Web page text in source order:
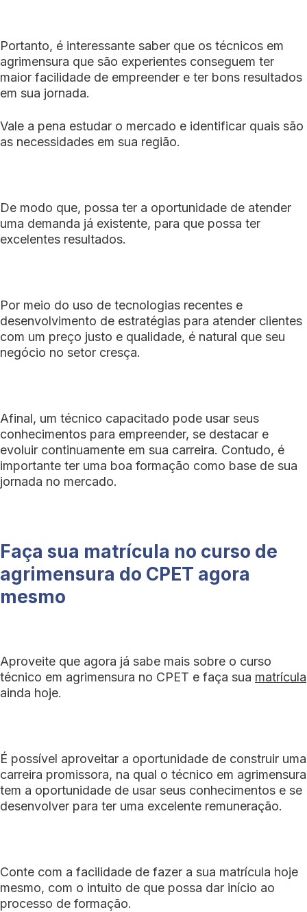
Portanto, é interessante saber que os técnicos em
agrimensura que são experientes conseguem ter
maior facilidade de empreender e ter bons resultados
em sua jornada.
Vale a pena estudar o mercado e identificar quais são
as necessidades em sua região.
De modo que, possa ter a oportunidade de atender
uma demanda já existente, para que possa ter
excelentes resultados.
Por meio do uso de tecnologias recentes e
desenvolvimento de estratégias para atender clientes
com um preço justo e qualidade, é natural que seu
negócio no setor cresça.
Afinal, um técnico capacitado pode usar seus
conhecimentos para empreender, se destacar e
evoluir continuamente em sua carreira. Contudo, é
importante ter uma boa formação como base de sua
jornada no mercado.
Faça sua matrícula no curso de
agrimensura do CPET agora
mesmo
Aproveite que agora já sabe mais sobre o curso
técnico em agrimensura no CPET e faça sua matrícula
ainda hoje.
É possível aproveitar a oportunidade de construir uma
carreira promissora, na qual o técnico em agrimensura
tem a oportunidade de usar seus conhecimentos e se
desenvolver para ter uma excelente remuneração.
Conte com a facilidade de fazer a sua matrícula hoje
mesmo, com o intuito de que possa dar início ao
processo de formação.